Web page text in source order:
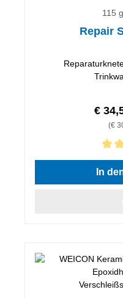
115
Repair
€
(€
Durchschnittliche
In